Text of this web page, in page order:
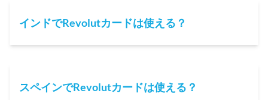
インドでRevolutカードは使える？
スペインでRevolutカードは使える？